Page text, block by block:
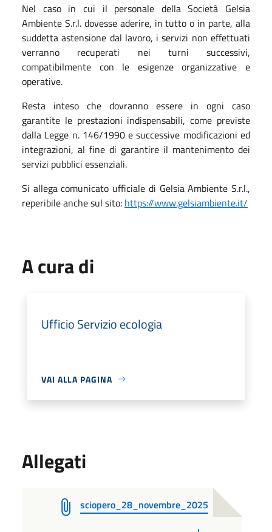
Nel caso in cui il personale della Società Gelsia
Ambiente S.r.l. dovesse aderire, in tutto o in parte, alla
suddetta astensione dal lavoro, i servizi non effettuati
verranno recuperati nei turni successivi,
compatibilmente con le esigenze organizzative e
operative.
Resta inteso che dovranno essere in ogni caso
garantite le prestazioni indispensabili, come previste
dalla Legge n. 146/1990 e successive modificazioni ed
integrazioni, al fine di garantire il mantenimento dei
servizi pubblici essenziali.
Si allega comunicato ufficiale di Gelsia Ambiente S.r.l.,
reperibile anche sul sito: https://www.gelsiambiente.it/
A cura di
Ufficio Servizio ecologia
VAI ALLA PAGINA
Allegati
sciopero_28_novembre_2025